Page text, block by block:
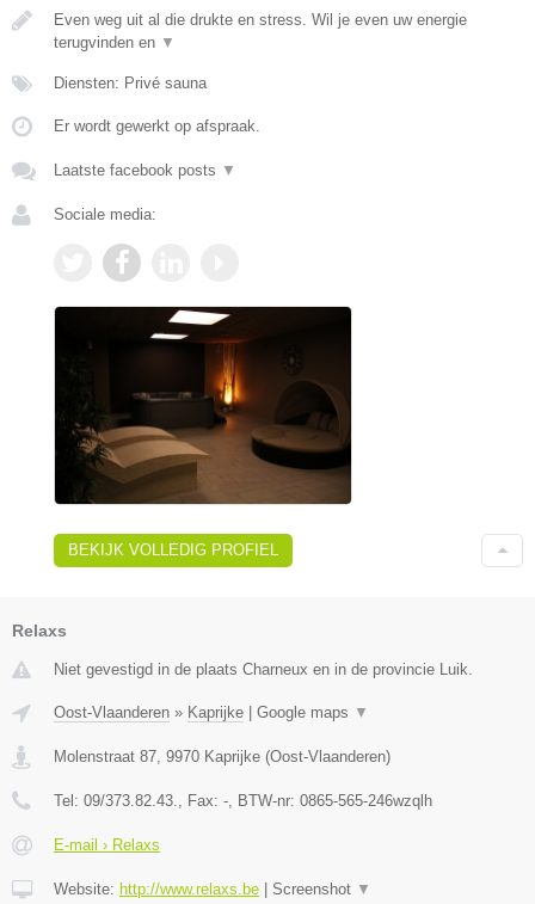
Even weg uit al die drukte en stress. Wil je even uw energie
terugvinden en ▼
Diensten: Privé sauna
Er wordt gewerkt op afspraak.
Laatste facebook posts ▼
Sociale media:
BEKIJK VOLLEDIG PROFIEL
Relaxs
Niet gevestigd in de plaats Charneux en in de provincie Luik.
Oost-Vlaanderen » Kaprijke | Google maps ▼
Molenstraat 87 9970 Kaprijke (Oost-Vlaanderen)
Tel: 09/373.82.43. , Fax: - , BTW-nr: 0865-565-246wzqlh
E-mail › Relaxs
Website: http://www.relaxs.be | Screenshot ▼